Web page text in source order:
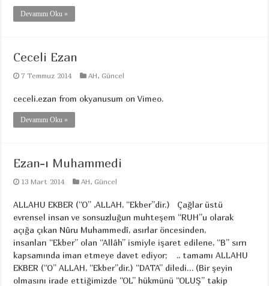
Devamını Oku »
Ceceli Ezan
7 Temmuz 2014 AH,Güncel
ceceli.ezan from okyanusum on Vimeo.
Devamını Oku »
Ezan-ı Muhammedi
13 Mart 2014 AH,Güncel
ALLAHU EKBER (“O” ,ALLAH, “Ekber”dir.) Çağlar üstü
evrensel insan ve sonsuzluğun muhteşem “RUH”u olarak
açığa çıkan Nûru Muhammedî, asırlar öncesinden,
insanları “Ekber” olan “Allâh” ismiyle işaret edilene, “B” sırrı
kapsamında iman etmeye davet ediyor; .. tamamı ALLAHU
EKBER (“O” ALLAH, “Ekber”dir.) “DATA” diledi… (Bir şeyin
olmasını irade ettiğimizde “OL” hükmünü “OLUŞ” takip